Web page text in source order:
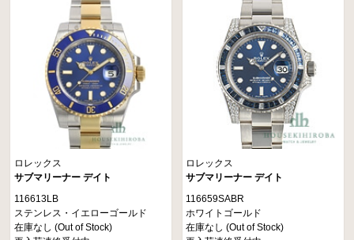
ロレックス
サブマリーナー デイト
116613LB
ステンレス・イエローゴールド
在庫なし (Out of Stock)
ロレックス
サブマリーナー デイト
116659SABR
ホワイトゴールド
在庫なし (Out of Stock)